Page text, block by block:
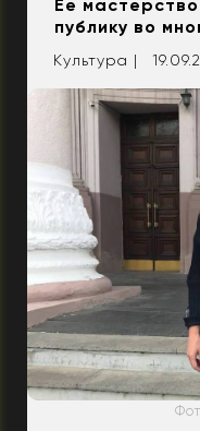
Ее
публику во
Культура |